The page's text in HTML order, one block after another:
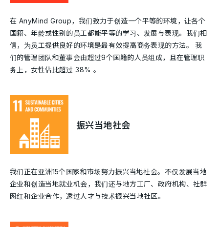
在 AnyMind Group，我们致力于创造一个平等的环境，让各个
国籍、年龄或性别的员工都能平等的学习、发展与表现。我们相
信，为员工提供良好的环境是最有效提高商务表现的方法。 我
们的管理团队和董事会由超过9个国籍的人员组成，且在管理职
务上，女性佔比超过 38% 。
振兴当地社会
我们正在亚洲15个国家和市场努力振兴当地社会。不仅发展当地
企业和创造当地就业机会，我们还与地方工厂、政府机构、社群
网红和企业合作，透过人才与技术振兴当地社区。